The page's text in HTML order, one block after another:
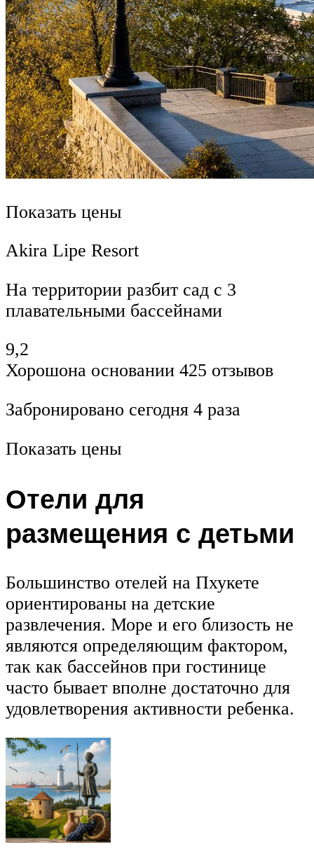
Показать цены
Akira Lipe Resort
На территории разбит сад с 3
плавательными бассейнами
9,2
Хорошона основании 425 отзывов
Забронировано сегодня 4 раза
Показать цены
Отели для
размещения с детьми
Большинство отелей на Пхукете
ориентированы на детские
развлечения. Море и его близость не
являются определяющим фактором,
так как бассейнов при гостинице
часто бывает вполне достаточно для
удовлетворения активности ребенка.